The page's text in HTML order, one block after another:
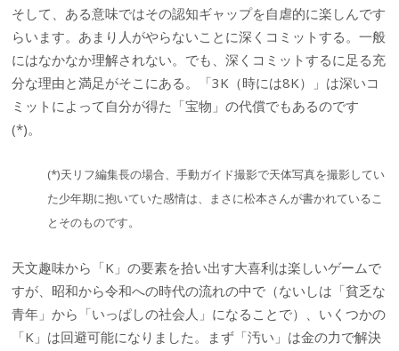
そして、ある意味ではその認知ギャップを自虐的に楽しんです
らいます。あまり人がやらないことに深くコミットする。一般
にはなかなか理解されない。でも、深くコミットするに足る充
分な理由と満足がそこにある。「3K（時には8K）」は深いコ
ミットによって自分が得た「宝物」の代償でもあるのです
(*)。
(*)天リフ編集長の場合、手動ガイド撮影で天体写真を撮影してい
た少年期に抱いていた感情は、まさに松本さんが書かれているこ
とそのものです。
天文趣味から「K」の要素を拾い出す大喜利は楽しいゲームで
すが、昭和から令和への時代の流れの中で（ないしは「貧乏な
青年」から「いっぱしの社会人」になることで）、いくつかの
「K」は回避可能になりました。まず「汚い」は金の力で解決